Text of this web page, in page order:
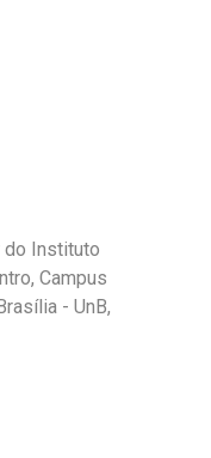
do Instituto
Campus
- UnB,